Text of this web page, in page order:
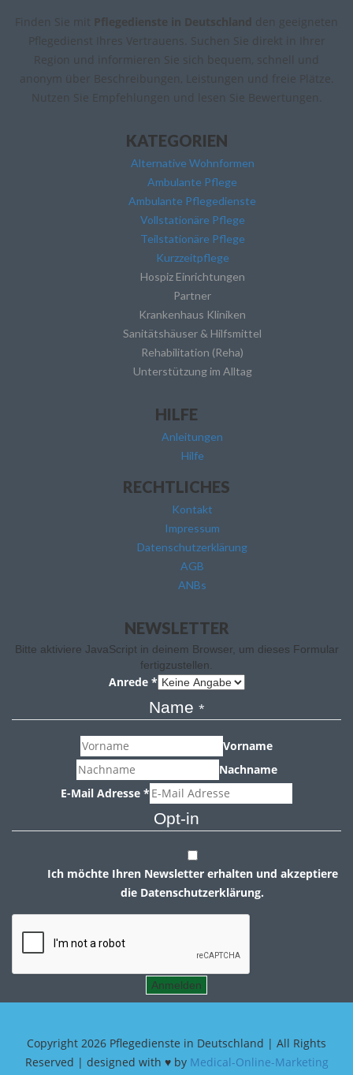
Finden Sie mit Pflegedienste in Deutschland den geeigneten
Pflegedienst Ihres Vertrauens. Suchen Sie direkt in Ihrer
Region und informieren Sie sich bequem, schnell und
anonym über Beschreibungen, Leistungen und freie Plätze.
Nutzen Sie Empfehlungen und lesen Sie Bewertungen.
KATEGORIEN
Alternative Wohnformen
Ambulante Pflege
Ambulante Pflegedienste
Vollstationäre Pflege
Teilstationäre Pflege
Kurzzeitpflege
Hospiz Einrichtungen
Partner
Krankenhaus Kliniken
Sanitätshäuser & Hilfsmittel
Rehabilitation (Reha)
Unterstützung im Alltag
HILFE
Anleitungen
Hilfe
RECHTLICHES
Kontakt
Impressum
Datenschutzerklärung
AGB
ANBs
NEWSLETTER
Bitte aktiviere JavaScript in deinem Browser, um dieses Formular
fertigzustellen.
Anrede *
Name *
Vorname
Nachname
E-Mail Adresse *
Opt-in
Ich möchte Ihren Newsletter erhalten und akzeptiere
die Datenschutzerklärung.
Anmelden
Copyright 2026 Pflegedienste in Deutschland | All Rights
Reserved | designed with ♥ by Medical-Online-Marketing